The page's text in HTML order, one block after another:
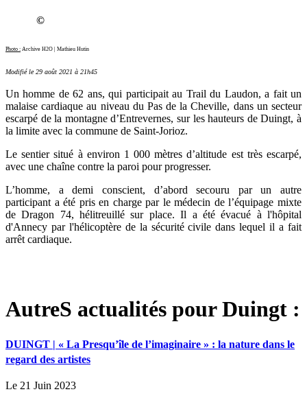
©
Photo : Archive H2O | Mathieu Hutin
Modifié le 29 août 2021 à 21h45
Un homme de 62 ans, qui participait au Trail du Laudon, a fait un
malaise cardiaque au niveau du Pas de la Cheville, dans un secteur
escarpé de la montagne d’Entrevernes, sur les hauteurs de Duingt, à
la limite avec la commune de Saint-Jorioz.
Le sentier situé à environ 1 000 mètres d’altitude est très escarpé,
avec une chaîne contre la paroi pour progresser.
L’homme, a demi conscient, d’abord secouru par un autre
participant a été pris en charge par le médecin de l’équipage mixte
de Dragon 74, hélitreuillé sur place. Il a été évacué à l'hôpital
d'Annecy par l'hélicoptère de la sécurité civile dans lequel il a fait
arrêt cardiaque.
AutreS actualités pour Duingt :
DUINGT | « La Presqu’île de l’imaginaire » : la nature dans le
regard des artistes
Le 21 Juin 2023